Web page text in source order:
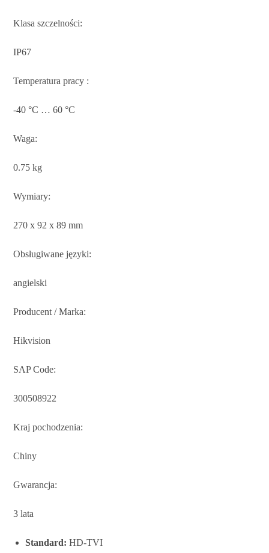
Klasa szczelności:
IP67
Temperatura pracy :
-40 °C … 60 °C
Waga:
0.75 kg
Wymiary:
270 x 92 x 89 mm
Obsługiwane języki:
angielski
Producent / Marka:
Hikvision
SAP Code:
300508922
Kraj pochodzenia:
Chiny
Gwarancja:
3 lata
Standard: HD-TVI